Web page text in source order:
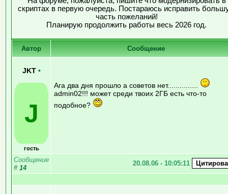
скриптах в первую очередь. Постараюсь исправить
часть пожеланий!
Планирую продолжить работы весь 2026 год.
Автор Сообщение
JKT •
J
гость
Ага два дня прошло а советов нет...............
admin02!!! может среди твоих 2ГБ есть что-то
подобное?
Сообщение
# 14
20.08.06 - 10:05:11